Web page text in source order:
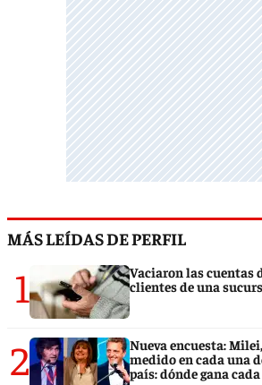
MÁS LEÍDAS DE PERFIL
1
Vaciaron las cuentas
clientes de una
2
Nueva encuesta:
medido en cada una
país: dónde gana